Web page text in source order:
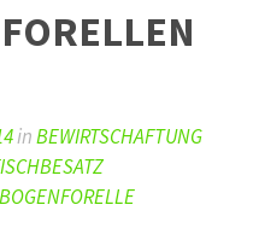
inBEWIRTSCHAFTUNG